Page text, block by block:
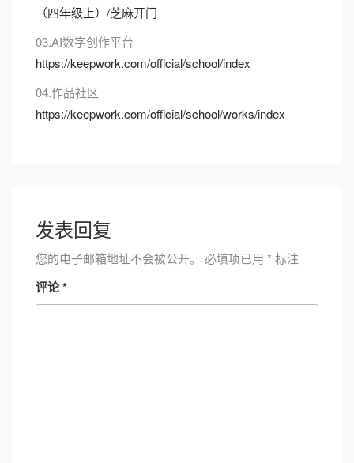
（四年级上）/芝麻开门
03.AI数字创作平台
https://keepwork.com/official/school/index
04.作品社区
https://keepwork.com/official/school/works/index
发表回复
您的电子邮箱地址不会被公开。 必填项已用 * 标注
评论*